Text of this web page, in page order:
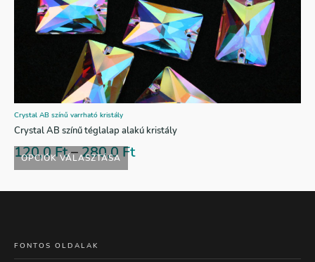
OPCIÓK VÁLASZTÁSA
Crystal AB színű varrható kristály
Crystal AB színű téglalap alakú kristály
120,0Ft–280,0Ft
FONTOS OLDALAK